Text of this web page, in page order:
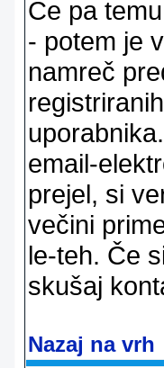
Če pa
- potem je
namreč
email-
prejel, si
večini
le-teh. Če
skušaj
Nazaj na vrh